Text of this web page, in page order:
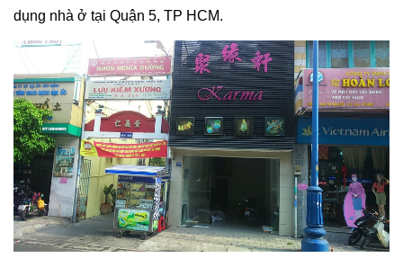
dụng nhà ở tại Quận 5, TP HCM.